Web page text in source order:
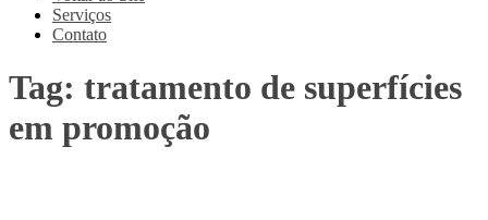
Serviços
Contato
Tag: tratamento de superfícies
em promoção